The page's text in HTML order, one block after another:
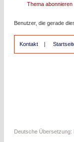
Thema abonnieren
Benutzer, die gerade
Kontakt |
Deutsche Übersetzung: